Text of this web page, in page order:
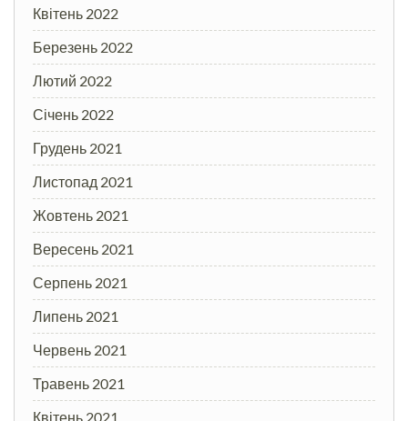
Квітень 2022
Березень 2022
Лютий 2022
Січень 2022
Грудень 2021
Листопад 2021
Жовтень 2021
Вересень 2021
Серпень 2021
Липень 2021
Червень 2021
Травень 2021
Квітень 2021